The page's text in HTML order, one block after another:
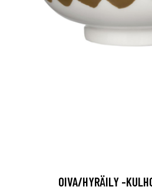
OIVA/HYRÄILY -